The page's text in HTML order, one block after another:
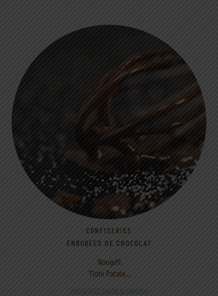
CONFISERIES
ENROBÉES DE CHOCOLAT
Nougoff,
‘Tiote Patate…
Découvrez toute la gamme